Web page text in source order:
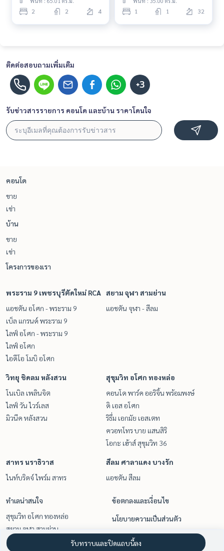
2 2 4 1 1 32
ติดต่อสอบถามเพิ่มเติม
+3
รับข่าวสารรายการ คอนโด และบ้าน ราคาโดนใจ
คอนโด
ขาย
เช่า
บ้าน
ขาย
เช่า
โครงการของเรา
พระราม 9 เพชรบุรีตัดใหม่ RCA
แอชตัน อโศก - พระราม 9
เบ็ล แกรนด์ พระราม 9
ไลฟ์ อโศก - พระราม 9
ไลฟ์ อโศก
ไอดีโอ โมบิ อโศก
สยาม จุฬา สามย่าน
แอชตัน จุฬา - สีลม
วิทยุ ชิดลม หลังสวน
โนเบิล เพลินจิต
ไลฟ์ วัน ไวร์เลส
มิวนีค หลังสวน
สุขุมวิท อโศก ทองหล่อ
คอนโด พาร์ค ออริจิ้น พร้อมพงษ์
ดิ เอส อโศก
ริธึ่ม เอกมัย เอสเตท
ควอทโทร บาย แสนสิริ
โอกะ เฮ้าส์ สุขุมวิท 36
สาทร นราธิวาส
ไนท์บริดจ์ ไพร์ม สาทร
สีลม ศาลาแดง บางรัก
แอชตัน สีลม
ทำเลน่าสนใจ
สุขุมวิท อโศก ทองหล่อ
สยาม จุฬา สามย่าน
สีลม ศาลาแดง บางรัก
ข้อตกลงและเงื่อนไข
นโยบายความเป็นส่วนตัว
เกี่ยวกับเรา
รับทราบและปิดแถบนี้ลง